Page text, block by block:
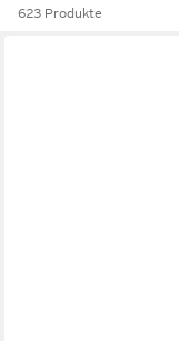
623 Produkte